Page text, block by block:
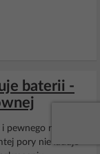
baterii -
pewnego razu
pory nie ładuje